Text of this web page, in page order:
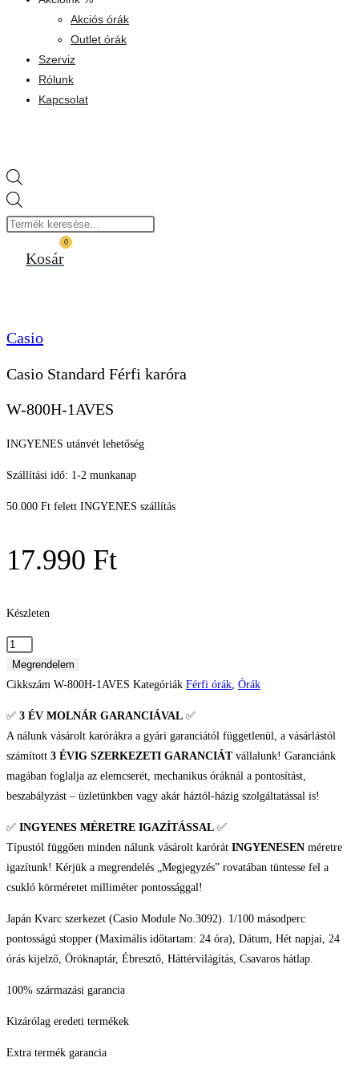
Akciós órák
Outlet órák
Szerviz
Rólunk
Kapcsolat
search
0
Kosár
Casio
Casio Standard Férfi karóra
W-800H-1AVES
INGYENES utánvét lehetőség
Szállítási idő: 1-2 munkanap
50.000 Ft felett INGYENES szállítás
17.990 Ft
Készleten
Casio
Standard
Férfi
mennyiség
Megrendelem
Cikkszám W-800H-1AVES Kategóriák Férfi órák, Órák
✅ 3 ÉV MOLNÁR GARANCIÁVAL ✅
A nálunk vásárolt karórákra a gyári garanciától függetlenül, a vásárlástól
számított 3 ÉVIG SZERKEZETI GARANCIÁTvállalunk! Garanciánk
magában foglalja az elemcserét, mechanikus óráknál a pontosítást,
beszabályzást – üzletünkben vagy akár háztól-házig szolgáltatással is!
✅ INGYENES MÉRETRE IGAZÍTÁSSAL ✅
Típustól függően minden nálunk vásárolt karórát INGYENESEN méretre
igazítunk! Kérjük a megrendelés „Megjegyzés” rovatában tüntesse fel a
csukló körméretet milliméter pontossággal!
Japán Kvarc szerkezet (Casio Module No.3092). 1/100 másodperc
pontosságú stopper (Maximális időtartam: 24 óra), Dátum, Hét napjai, 24
órás kijelző, Öröknaptár, Ébresztő, Háttérvilágítás, Csavaros hátlap.
100% származási garancia
Kizárólag eredeti termékek
Extra termék garancia